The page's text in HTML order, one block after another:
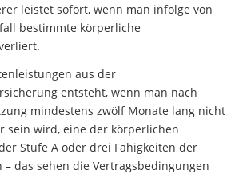
leistet sofort, wenn man infolge von
bestimmte körperliche
aus der
entsteht, wenn man nach
mindestens zwölf Monate lang nicht
sein wird, eine der körperlichen
Stufe A oder drei Fähigkeiten der
– das sehen die Vertragsbedingungen